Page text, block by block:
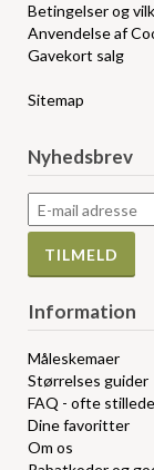
Betingelser og
Anvendelse af
Gavekort salg
Sitemap
Nyhedsbrev
Information
Måleskemaer
Størrelses guider
FAQ - ofte
Dine favoritter
Om os